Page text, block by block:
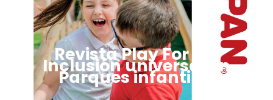
Revista Play For All:
Inclusión universal en
Parques infantiles